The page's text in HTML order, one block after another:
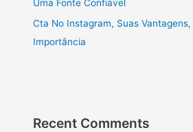
Uma Fonte Confiável
Cta No Instagram, Suas Vantagens,
Importância
Recent Comments